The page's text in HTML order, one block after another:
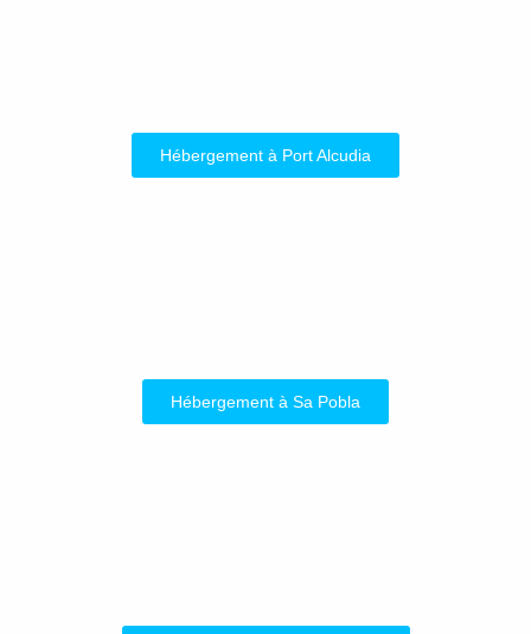
Hébergement à Port Alcudia
Hébergement à Sa Pobla